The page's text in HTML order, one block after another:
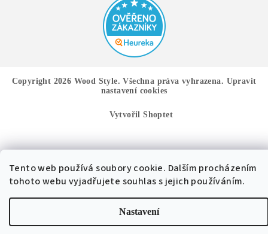
Tento web používá soubory cookie. Dalším procházením
tohoto webu vyjadřujete souhlas s jejich používáním.
Nastavení
Copyright 2026 Wood Style. Všechna práva vyhrazena. Upravit
nastavení cookies
Vytvořil Shoptet